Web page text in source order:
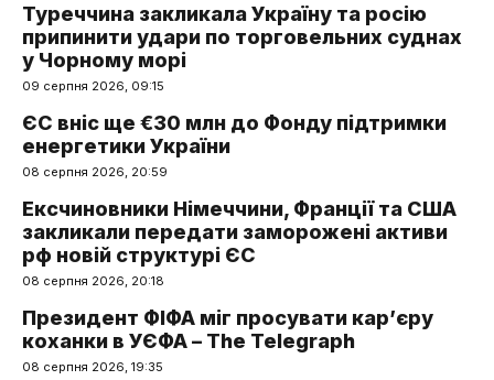
Туреччина закликала Україну та росію
припинити удари по торговельних суднах
у Чорному морі
09 серпня 2026, 09:15
ЄС вніс ще €30 млн до Фонду підтримки
енергетики України
08 серпня 2026, 20:59
Ексчиновники Німеччини, Франції та США
закликали передати заморожені активи
рф новій структурі ЄС
08 серпня 2026, 20:18
Президент ФІФА міг просувати кар’єру
коханки в УЄФА – The Telegraph
08 серпня 2026, 19:35